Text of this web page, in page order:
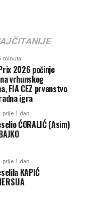
minuta
2026 počinje
vrhunskog
FIA CEZ prvenstvo
igra
prije 1 dan
ĆORALIĆ (Asim)
prije 1 dan
KAPIĆ